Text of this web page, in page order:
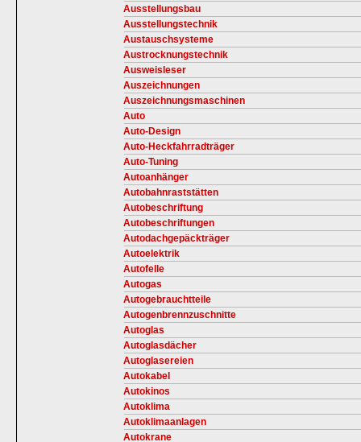
Ausstellungsbau
Ausstellungstechnik
Austauschsysteme
Austrocknungstechnik
Ausweisleser
Auszeichnungen
Auszeichnungsmaschinen
Auto
Auto-Design
Auto-Heckfahrradträger
Auto-Tuning
Autoanhänger
Autobahnraststätten
Autobeschriftung
Autobeschriftungen
Autodachgepäckträger
Autoelektrik
Autofelle
Autogas
Autogebrauchtteile
Autogenbrennzuschnitte
Autoglas
Autoglasdächer
Autoglasereien
Autokabel
Autokinos
Autoklima
Autoklimaanlagen
Autokrane